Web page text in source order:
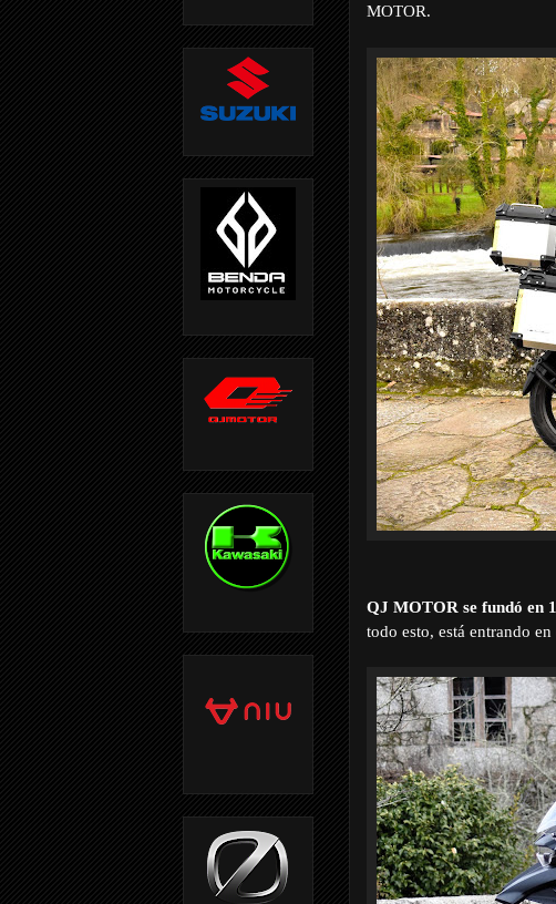
MOTOR.
QJ MOTOR se fundó en
todo esto, está entrando